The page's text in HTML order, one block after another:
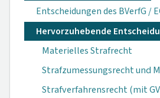
Entscheidungen des BVerfG /
Hervorzuhebende
Materielles Strafrecht
Strafzumessungsrecht und
Strafverfahrensrecht (mit